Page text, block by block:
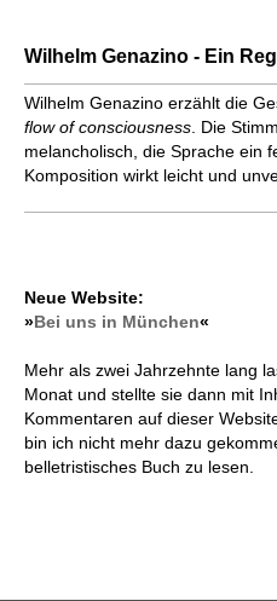
Wilhelm Genazino - Ein
Wilhelm Genazino erzählt die
flow of consciousness. Die
melancholisch, die Sprache ein
Komposition wirkt leicht und
Neue Website:
»Bei uns in München«
Mehr als zwei Jahrzehnte lang
Monat und stellte sie dann mit
Kommentaren auf dieser
bin ich nicht mehr dazu
belletristisches Buch zu lesen.